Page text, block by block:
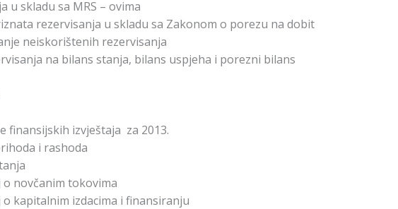
u skladu sa MRS – ovima
rezervisanja u skladu sa Zakonom o porezu na dobit
neiskorištenih rezervisanja
na bilans stanja, bilans uspjeha i porezni bilans
finansijskih izvještaja za 2013.
i rashoda
o novčanim tokovima
o kapitalnim izdacima i finansiranju